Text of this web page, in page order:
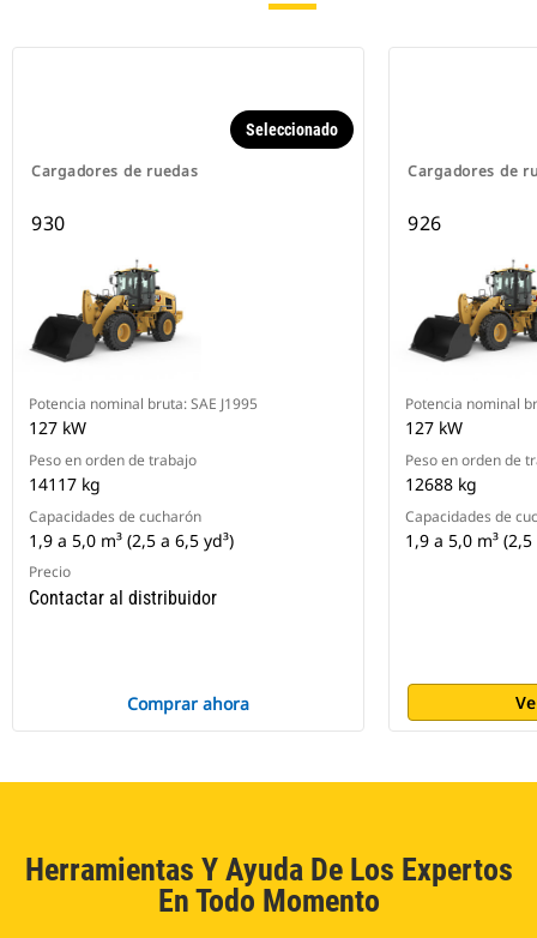
Cargadores de ruedas
Seleccionado
930
Potencia nominal bruta: SAE J1995
127 kW
Peso en orden de trabajo
14117 kg
Capacidades de cucharón
1,9 a 5,0 m³ (2,5 a 6,5 yd³)
Precio
Contactar al distribuidor
Comprar ahora
Cargadores de
926
Potencia nominal
127 kW
Peso en orden de
12688 kg
Capacidades de
1,9 a 5,0 m³
Herramientas Y Ayuda De Los Expertos
En Todo Momento